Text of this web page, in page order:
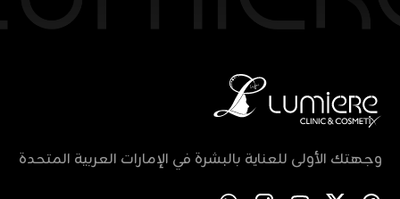
وجهتك الأولى للعناية بالبشرة في الإمارات العربية المتحدة